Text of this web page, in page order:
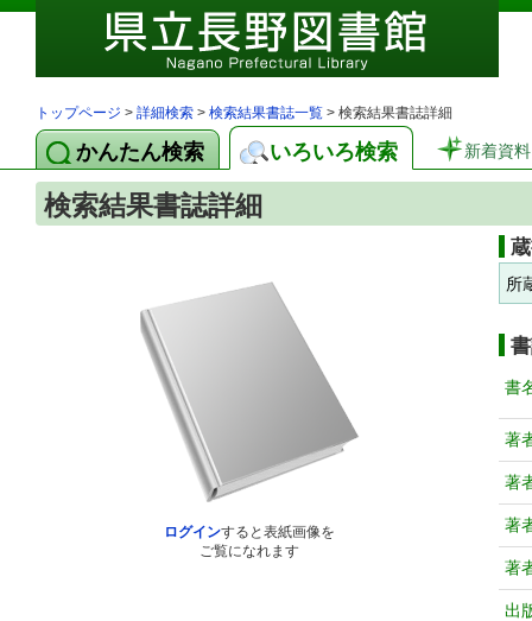
トップページ > 詳細検索 > 検索結果書誌一覧 > 検索結果書誌詳細
かんたん検索 いろいろ検索 新着資料
検索結果書誌詳細
ログインすると表紙画像を
ご覧になれます
所
書
著
著
著
著
出